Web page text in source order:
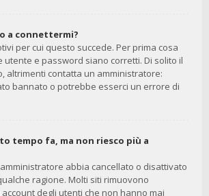
a connettermi?
per cui questo succede. Per prima cosa
utente e password siano corretti. Di solito il
altrimenti contatta un amministratore:
bannato o potrebbe esserci un errore di
tempo fa, ma non riesco più a
abbia cancellato o disattivato
ragione. Molti siti rimuovono
degli utenti che non hanno mai